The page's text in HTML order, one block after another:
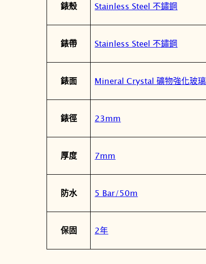
錶殼 Stainless Steel 不鏽鋼
錶帶 Stainless Steel 不鏽鋼
錶面 Mineral Crystal 礦物強化玻璃
錶徑 23mm
厚度 7mm
防水 5 Bar/50m
保固 2年